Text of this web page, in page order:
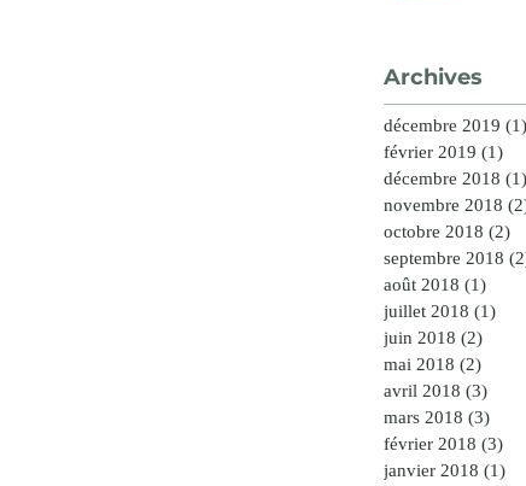
Archives
décembre 2019 (1)
février 2019 (1)
décembre 2018 (1)
novembre 2018
octobre 2018 (2)
septembre 2018
août 2018 (1)
juillet 2018 (1)
juin 2018 (2)
mai 2018 (2)
avril 2018 (3)
mars 2018 (3)
février 2018 (3)
janvier 2018 (1)